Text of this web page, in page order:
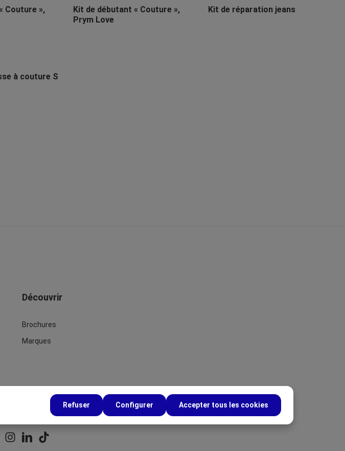
Couture »,
Kit de débutant « Couture »,
Prym Love
Kit de réparation jeans
à couture S
Découvrir
Brochures
Marques
Refuser Configurer Accepter tous les cookies